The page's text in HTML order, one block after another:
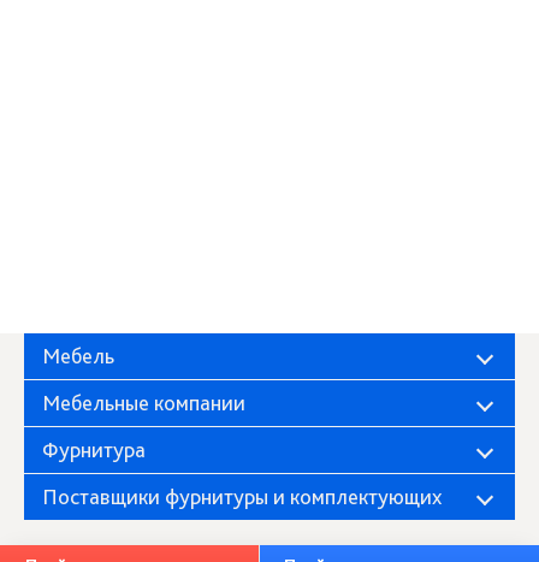
Мебель
Мебельные компании
Фурнитура
Поставщики фурнитуры и комплектующих